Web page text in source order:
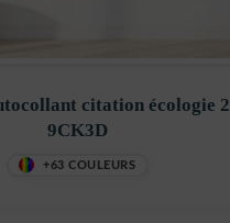
citation écologie 2
9CK3D
+63 COULEURS